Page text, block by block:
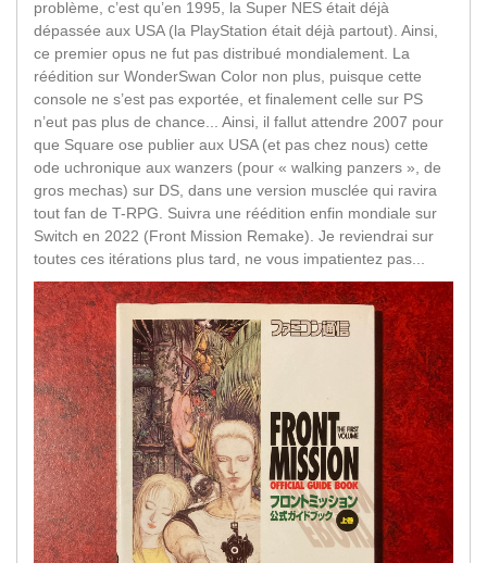
problème, c’est qu’en 1995, la Super NES était déjà
dépassée aux USA (la PlayStation était déjà partout). Ainsi,
ce premier opus ne fut pas distribué mondialement. La
réédition sur WonderSwan Color non plus, puisque cette
console ne s’est pas exportée, et finalement celle sur PS
n’eut pas plus de chance... Ainsi, il fallut attendre 2007 pour
que Square ose publier aux USA (et pas chez nous) cette
ode uchronique aux wanzers (pour « walking panzers », de
gros mechas) sur DS, dans une version musclée qui ravira
tout fan de T-RPG. Suivra une réédition enfin mondiale sur
Switch en 2022 (Front Mission Remake). Je reviendrai sur
toutes ces itérations plus tard, ne vous impatientez pas...